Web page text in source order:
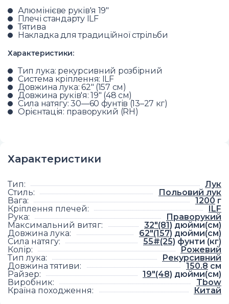
Алюмінієве руків'я 19"
Плечі стандарту ILF
Тятива
Накладка для традиційної стрільби
Характеристики:
Тип лука: рекурсивний розбірний
Система кріплення: ILF
Довжина лука: 62" (157 см)
Довжина руків'я: 19" (48 см)
Сила натягу: 30—60 фунтів (13–27 кг)
Орієнтація: праворукий (RH)
Характеристики
Тип:
Лук
Стиль:
Польовий лук
Вага: 1200 г
Кріплення плечей:
ILF
Рука:
Праворукий
Максимальний витяг: 32"(81) дюйми(см)
Довжина лука: 62"(157) дюйми(см)
Сила натягу: 55#(25) фунти (кг)
Колір:
Рожевий
Тип лука:
Рекурсивний
Довжина тятиви: 150.8 см
Райзер: 19"(48) дюйми(см)
Виробник:
Tbow
Країна походження: Китай